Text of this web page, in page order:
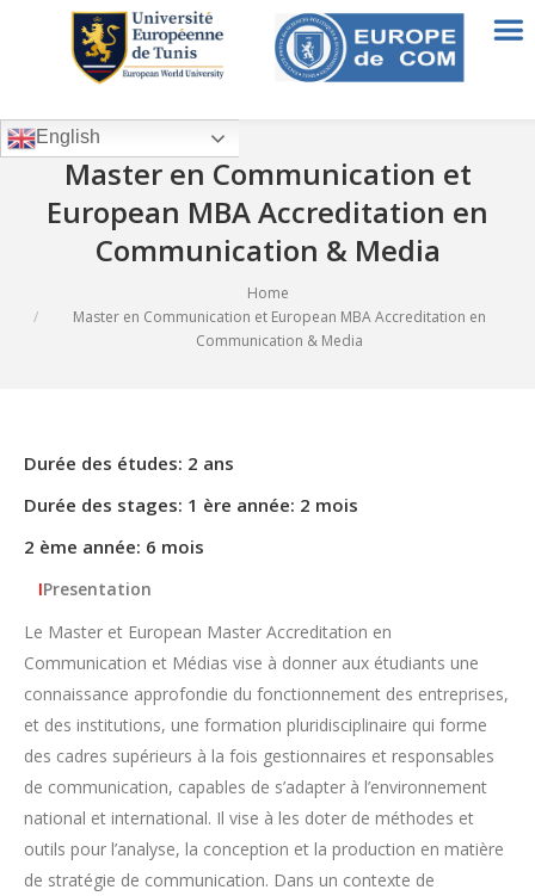
Master en Communication et
European MBA Accreditation en
Communication & Media
Home
Master en Communication et European MBA Accreditation en
Communication & Media
Durée des études: 2 ans
Durée des stages: 1 ère année: 2 mois
2 ème année: 6 mois
IPresentation
Le Master et European Master Accreditation en
Communication et Médias vise à donner aux étudiants une
connaissance approfondie du fonctionnement des entreprises,
et des institutions, une formation pluridisciplinaire qui forme
des cadres supérieurs à la fois gestionnaires et responsables
de communication, capables de s’adapter à l’environnement
national et international. Il vise à les doter de méthodes et
outils pour l’analyse, la conception et la production en matière
de stratégie de communication. Dans un contexte de
English